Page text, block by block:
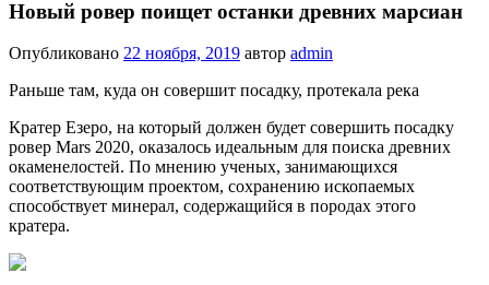
Новый ровер поищет останки древних марсиан
Опубликовано 22 ноября, 2019 автор admin
Раньше там, куда он совершит посадку, протекала река
Кратер Езеро, на который должен будет совершить посадку
ровер Mars 2020, оказалось идеальным для поиска древних
окаменелостей. По мнению ученых, занимающихся
соответствующим проектом, сохранению ископаемых
способствует минерал, содержащийся в породах этого
кратера.